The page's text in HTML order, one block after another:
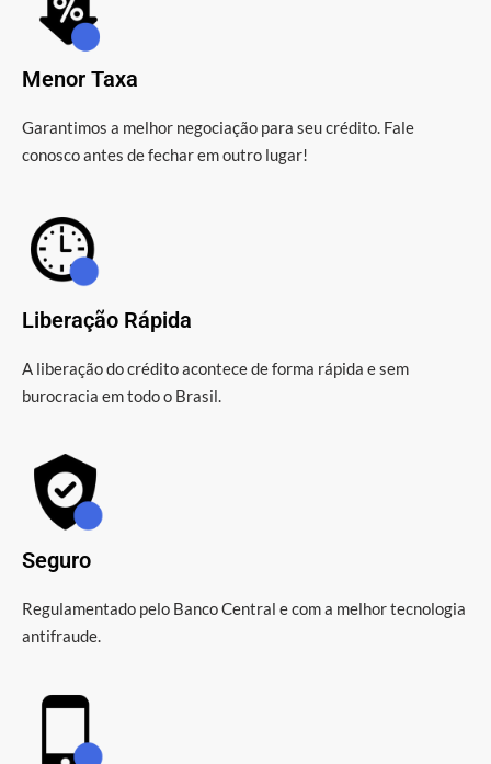
Menor Taxa
Garantimos a melhor negociação para seu crédito. Fale
conosco antes de fechar em outro lugar!
Liberação Rápida
A liberação do crédito acontece de forma rápida e sem
burocracia em todo o Brasil.
Seguro
Regulamentado pelo Banco Central e com a melhor tecnologia
antifraude.